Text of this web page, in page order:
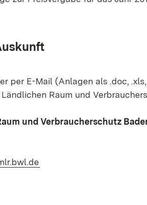
per E-Mail (Anlagen als .doc,
Raum und
und Verbraucherschutz